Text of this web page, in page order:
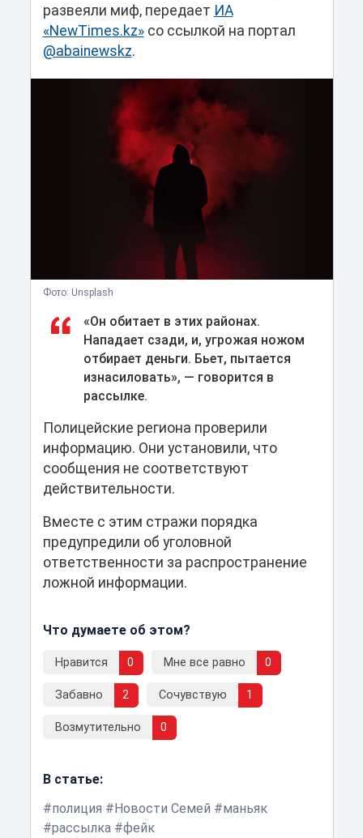
развеяли миф, передает ИА
«NewTimes.kz»со ссылкой на портал
@abainewskz.
Фото: Unsplash
«Он обитает в этих районах.
Нападает сзади, и, угрожая ножом
отбирает деньги. Бьет, пытается
изнасиловать», — говорится в
рассылке.
Полицейские региона проверили
информацию. Они установили, что
сообщения не соответствуют
действительности.
Вместе с этим стражи порядка
предупредили об уголовной
ответственности за распространение
ложной информации.
Что думаете об этом?
Нравится 0 Мне все равно 0
Забавно 2 Сочувствую 1
Возмутительно 0
В статье:
полиция
Новости Семей
маньяк
рассылка
фейк